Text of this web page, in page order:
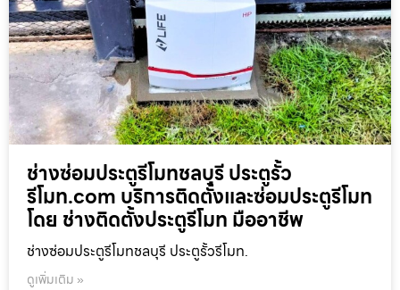
ช่างซ่อมประตูรีโมทชลบุรี ประตูรั้ว
รีโมท.com บริการติดตั้งและซ่อมประตูรีโมท
โดย ช่างติดตั้งประตูรีโมท มืออาชีพ
ช่างซ่อมประตูรีโมทชลบุรี ประตูรั้วรีโมท.
ดูเพิ่มเติม »